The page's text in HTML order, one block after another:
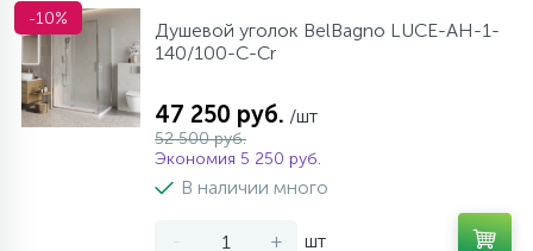
-10%
Душевой уголок BelBagno LUCE-AH-1-
140/100-C-Cr
47 250 руб. /шт
52 500 руб.
Экономия 5 250 руб.
В наличии много
- + шт